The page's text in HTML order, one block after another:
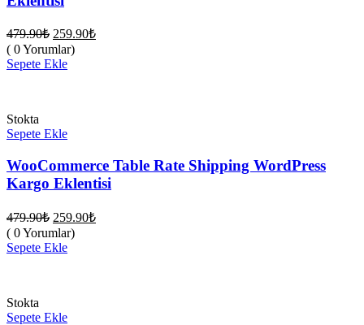
479.90₺ Orijinal
fiyat:
479.90₺.
259.90₺Şu
( 0 Yorumlar)
Sepete Ekle
Stokta
Sepete Ekle
WooCommerce Table Rate Shipping WordPress
Kargo Eklentisi
479.90₺ Orijinal
fiyat:
479.90₺.
259.90₺Şu
( 0 Yorumlar)
Sepete Ekle
Stokta
Sepete Ekle